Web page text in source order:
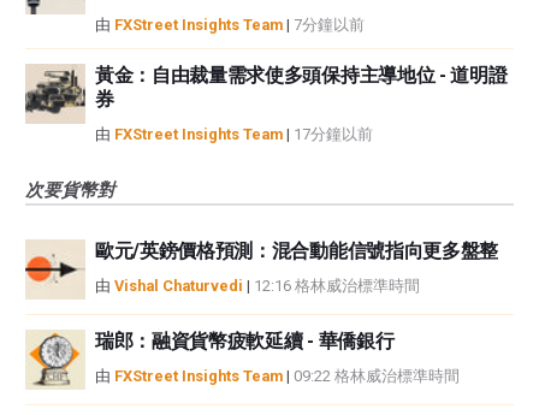
由 FXStreet Insights Team | 7分鐘以前
黃金：自由裁量需求使多頭保持主導地位 - 道明證
券
由 FXStreet Insights Team | 17分鐘以前
次要貨幣對
歐元/英鎊價格預測：混合動能信號指向更多盤整
由 Vishal Chaturvedi | 12:16 格林威治標準時間
瑞郎：融資貨幣疲軟延續 - 華僑銀行
由 FXStreet Insights Team | 09:22 格林威治標準時間